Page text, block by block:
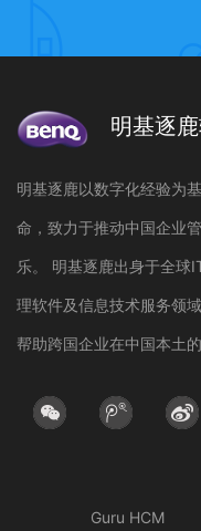
明基逐
明基逐鹿以数字化经验为
命，致力于推动中国企业
乐。 明基逐鹿出身于全球
理软件及信息技术服务领
帮助跨国企业在中国本土
Guru HCM